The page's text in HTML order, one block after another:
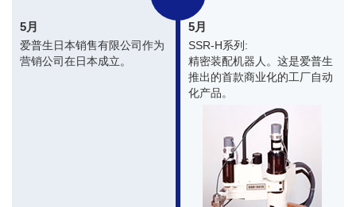
5月
爱普生日本销售有限公司作为
营销公司在日本成立。
5月
SSR-H系列:
精密装配机器人。这是爱普生
推出的首款商业化的工厂自动
化产品。